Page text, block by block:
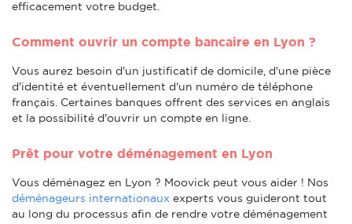
efficacement votre budget.
Comment ouvrir un compte bancaire en Lyon ?
Vous aurez besoin d'un justificatif de domicile, d'une pièce
d'identité et éventuellement d'un numéro de téléphone
français. Certaines banques offrent des services en anglais
et la possibilité d'ouvrir un compte en ligne.
Prêt pour votre déménagement en Lyon
Vous déménagez en Lyon ? Moovick peut vous aider ! Nos
déménageurs internationaux experts vous guideront tout
au long du processus afin de rendre votre déménagement